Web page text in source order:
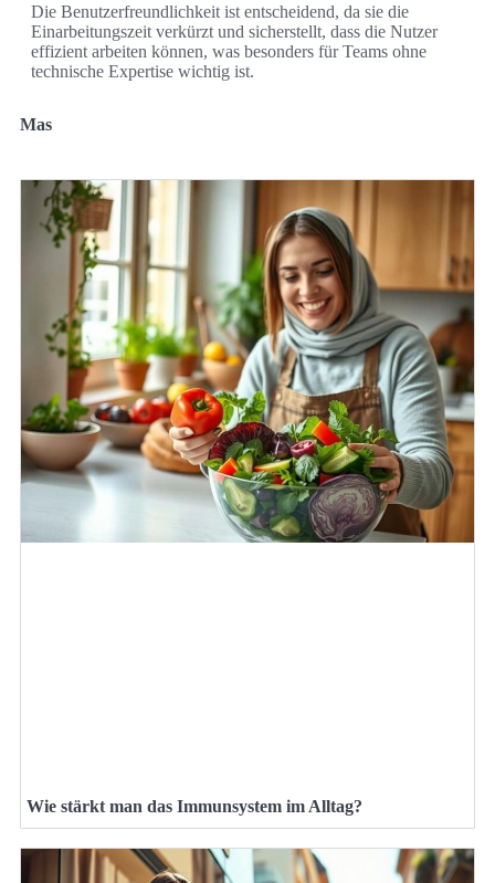
Die Benutzerfreundlichkeit ist entscheidend, da sie die
Einarbeitungszeit verkürzt und sicherstellt, dass die Nutzer
effizient arbeiten können, was besonders für Teams ohne
technische Expertise wichtig ist.
Mas
Wie stärkt man das Immunsystem im Alltag?